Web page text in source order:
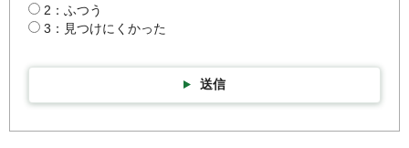
2：ふつう
3：見つけにくかった
送信